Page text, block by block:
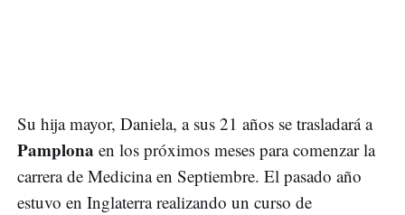
Su hija mayor, Daniela, a sus 21 años se trasladará a
Pamplona en los próximos meses para comenzar la
carrera de Medicina en Septiembre. El pasado año
estuvo en Inglaterra realizando un curso de